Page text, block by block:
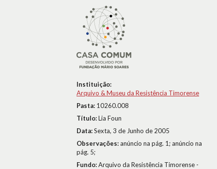
Instituição:
Arquivo & Museu da Resistência Timorense
Pasta: 10260.008
Título:Lia Foun
Data:Sexta, 3 de Junho de 2005
Observações:anúncio na pág. 1; anúncio na
pág. 5;
Fundo:Arquivo da Resistência Timorense -